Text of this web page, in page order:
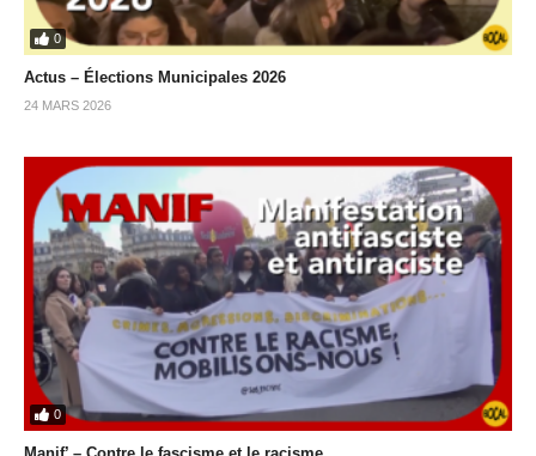
0
Actus – Élections Municipales 2026
24 MARS 2026
0